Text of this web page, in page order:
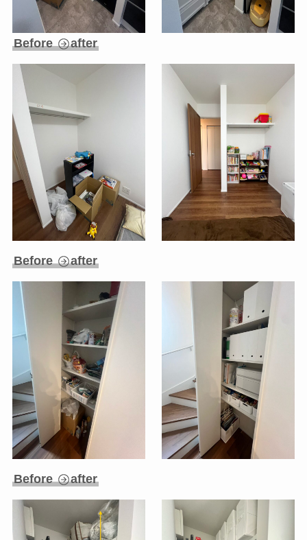
Before after
Before after
Before after